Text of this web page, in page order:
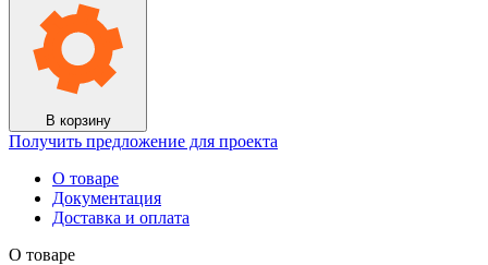
В корзину
Получить предложение для проекта
О товаре
Документация
Доставка и оплата
О товаре